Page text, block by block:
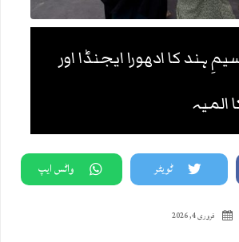
ہند کا ادھورا ایجنڈا اور
المیہ
ٹویٹر واٹس ایپ
فروری 4, 2026